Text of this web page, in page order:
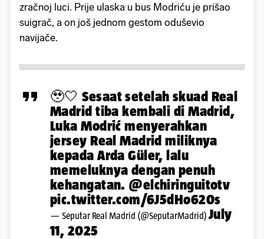
zračnoj luci. Prije ulaska u bus Modriću je prišao
suigrač, a on još jednom gestom oduševio
navijače.
🥹🤍 Sesaat setelah skuad Real
Madrid tiba kembali di Madrid,
Luka Modrić menyerahkan
jersey Real Madrid miliknya
kepada Arda Güler, lalu
memeluknya dengan penuh
kehangatan. @elchiringuitotv
pic.twitter.com/6J5dHo620s
— Seputar Real Madrid (@SeputarMadrid) July
11, 2025